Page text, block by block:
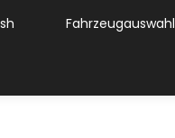
Fahrzeugauswahl